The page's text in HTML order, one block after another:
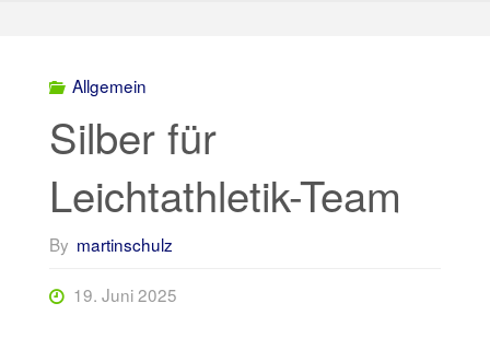
Allgemein
Silber für
Leichtathletik-Team
By martinschulz
19. Juni 2025